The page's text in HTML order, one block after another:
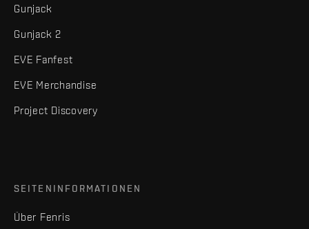
Gunjack
Gunjack 2
EVE Fanfest
EVE Merchandise
Project Discovery
SEITENINFORMATIONEN
Über Fenris